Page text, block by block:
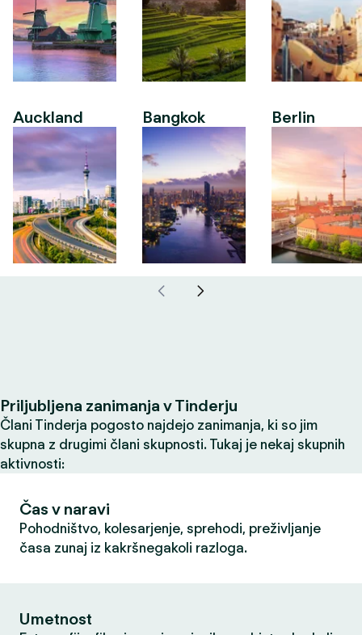
Auckland Bangkok Berlin
Priljubljena zanimanja v Tinderju
Člani Tinderja pogosto najdejo zanimanja, ki so jim
skupna z drugimi člani skupnosti. Tukaj je nekaj skupnih
aktivnosti:
Čas v naravi
Pohodništvo, kolesarjenje, sprehodi, preživljanje
časa zunaj iz kakršnegakoli razloga.
Umetnost